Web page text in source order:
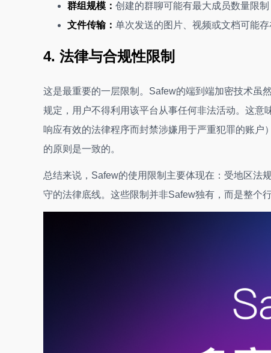
群组规模： 创建的群聊可能有最大成员数量限
文件传输： 单次发送的图片、视频或文档可能存
4. 法律与合规性限制
这是最重要的一层限制。Safew的端到端加密技术虽
规定，用户不得利用该平台从事任何非法活动。这意
响应有效的法律程序而封禁涉嫌用于严重犯罪的账户
的原则是一致的。
总结来说，Safew的使用限制主要体现在：受地区法
守的法律底线。这些限制并非Safew独有，而是整个